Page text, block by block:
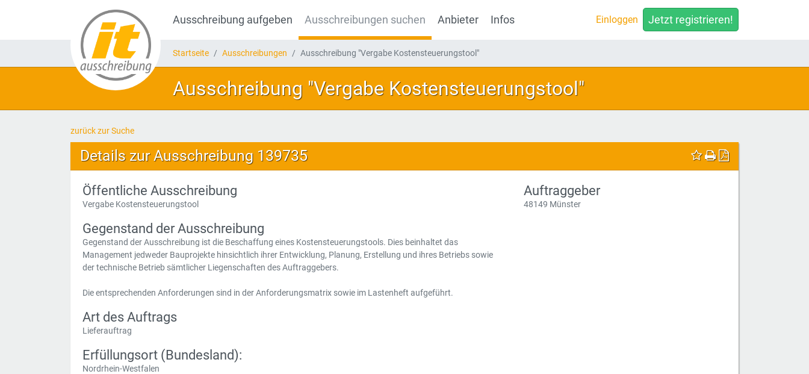
Ausschreibung aufgeben Ausschreibungen suchen Anbieter Infos Einloggen Jetzt registrieren!
Startseite Ausschreibungen Ausschreibung "Vergabe Kostensteuerungstool"
Ausschreibung "Vergabe Kostensteuerungstool"
zurück zur Suche
Details zur Ausschreibung 139735
Öffentliche Ausschreibung
Vergabe Kostensteuerungstool
Gegenstand der Ausschreibung
Gegenstand der Ausschreibung ist die Beschaffung eines Kostensteuerungstools. Dies beinhaltet das
Management jedweder Bauprojekte hinsichtlich ihrer Entwicklung, Planung, Erstellung und ihres Betriebs sowie
der technische Betrieb sämtlicher Liegenschaften des Auftraggebers.
Die entsprechenden Anforderungen sind in der Anforderungsmatrix sowie im Lastenheft aufgeführt.
Art des Auftrags
Lieferauftrag
Erfüllungsort (Bundesland):
Nordrhein-Westfalen
Auftraggeber
48149 Münster